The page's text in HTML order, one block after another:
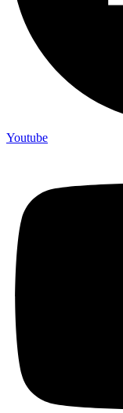
Youtube